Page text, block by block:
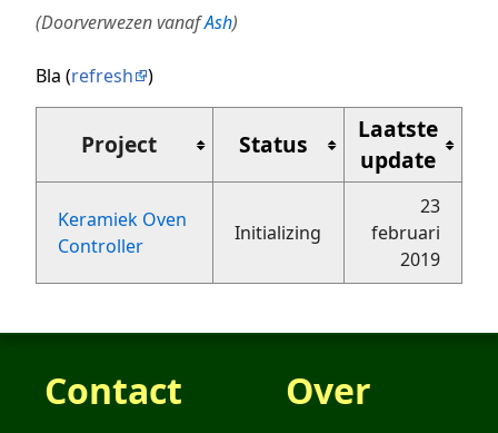
(Doorverwezen vanafAsh)
Bla (refresh )
Project Status
Laatste
update
Keramiek Oven
Controller
Initializing
23
februari
2019
Contact Over